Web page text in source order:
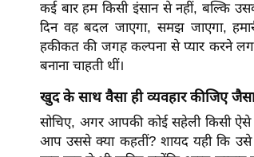
कई बार हम किसी इंसान से नहीं, बल्कि
दिन वह बदल जाएगा, समझ जाएगा,
हकीकत की जगह कल्पना से प्यार करने
बनाना चाहती थीं।
खुद के साथ वैसा ही व्यवहार कीजिए
सोचिए, अगर आपकी कोई सहेली किसी ऐसे
आप उससे क्या कहतीं? शायद यही कि उसे